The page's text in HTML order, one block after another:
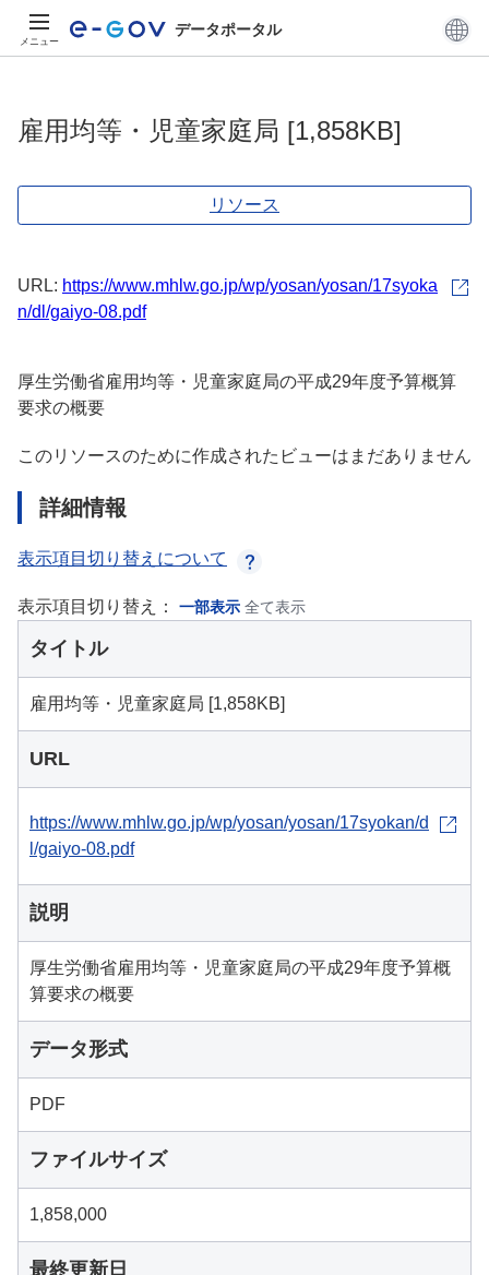
メニュー
データポータル
雇用均等・児童家庭局 [1,858KB]
リソース
URL: https://www.mhlw.go.jp/wp/yosan/yosan/17syoka
n/dl/gaiyo-08.pdf
厚生労働省雇用均等・児童家庭局の平成29年度予算概算
要求の概要
このリソースのために作成されたビューはまだありません
詳細情報
表示項目切り替えについて
表示項目切り替え： 一部表示 全て表示
タイトル
雇用均等・児童家庭局 [1,858KB]
URL
https://www.mhlw.go.jp/wp/yosan/yosan/17syokan/d
l/gaiyo-08.pdf
説明
厚生労働省雇用均等・児童家庭局の平成29年度予算概
算要求の概要
データ形式
PDF
ファイルサイズ
1,858,000
最終更新日